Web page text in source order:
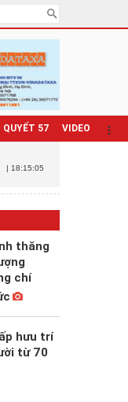
QUYẾT 57 VIDEO
| 18:15:06
thăng
chí
hưu trí
từ 70